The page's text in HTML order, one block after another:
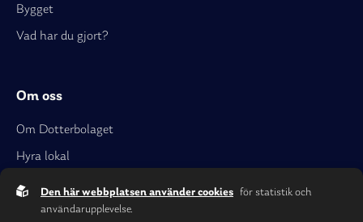
Bygget
Vad har du gjort?
Om oss
Om Dotterbolaget
Hyra lokal
Den här webbplatsen använder cookies för statistik och
användarupplevelse.